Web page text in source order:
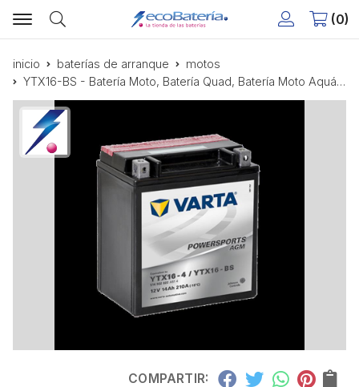
Buscar
0
inicio baterías de arranque
motos
YTX16-BS - Batería Moto, Batería Quad, Batería Moto Aquática
COMPARTIR: